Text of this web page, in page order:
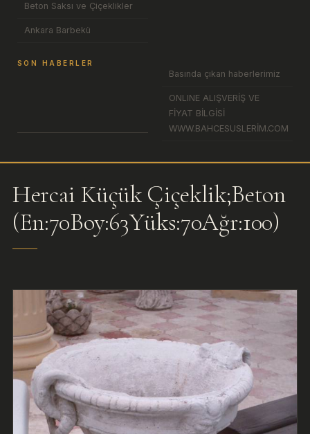
Beton Saksı ve Çiçeklikler
Ankara Barbekü
SON HABERLER
Basında çıkan haberlerimiz
ONLINE ALIŞVERİŞ VE
FİYAT BİLGİSİ
WWW.BAHCESUSLERİM.COM
Hercai Küçük Çiçeklik;Beton
(En:70Boy:63Yüks:70Ağr:100)